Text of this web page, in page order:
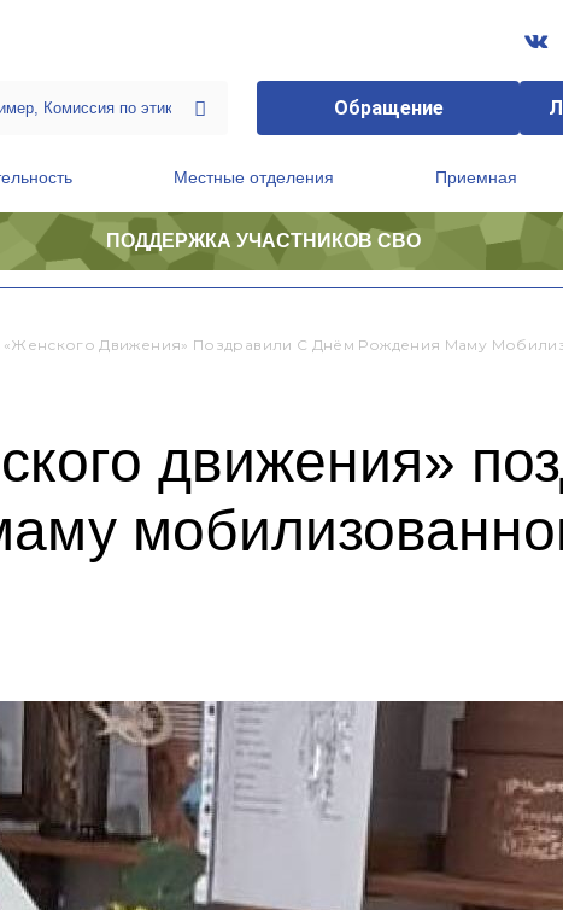
Обращение
Местные отделения Приемная
ПОДДЕРЖКА УЧАСТНИКОВ СВО
«Женского Движения» Поздравили С Днём Рождения Маму
движения»